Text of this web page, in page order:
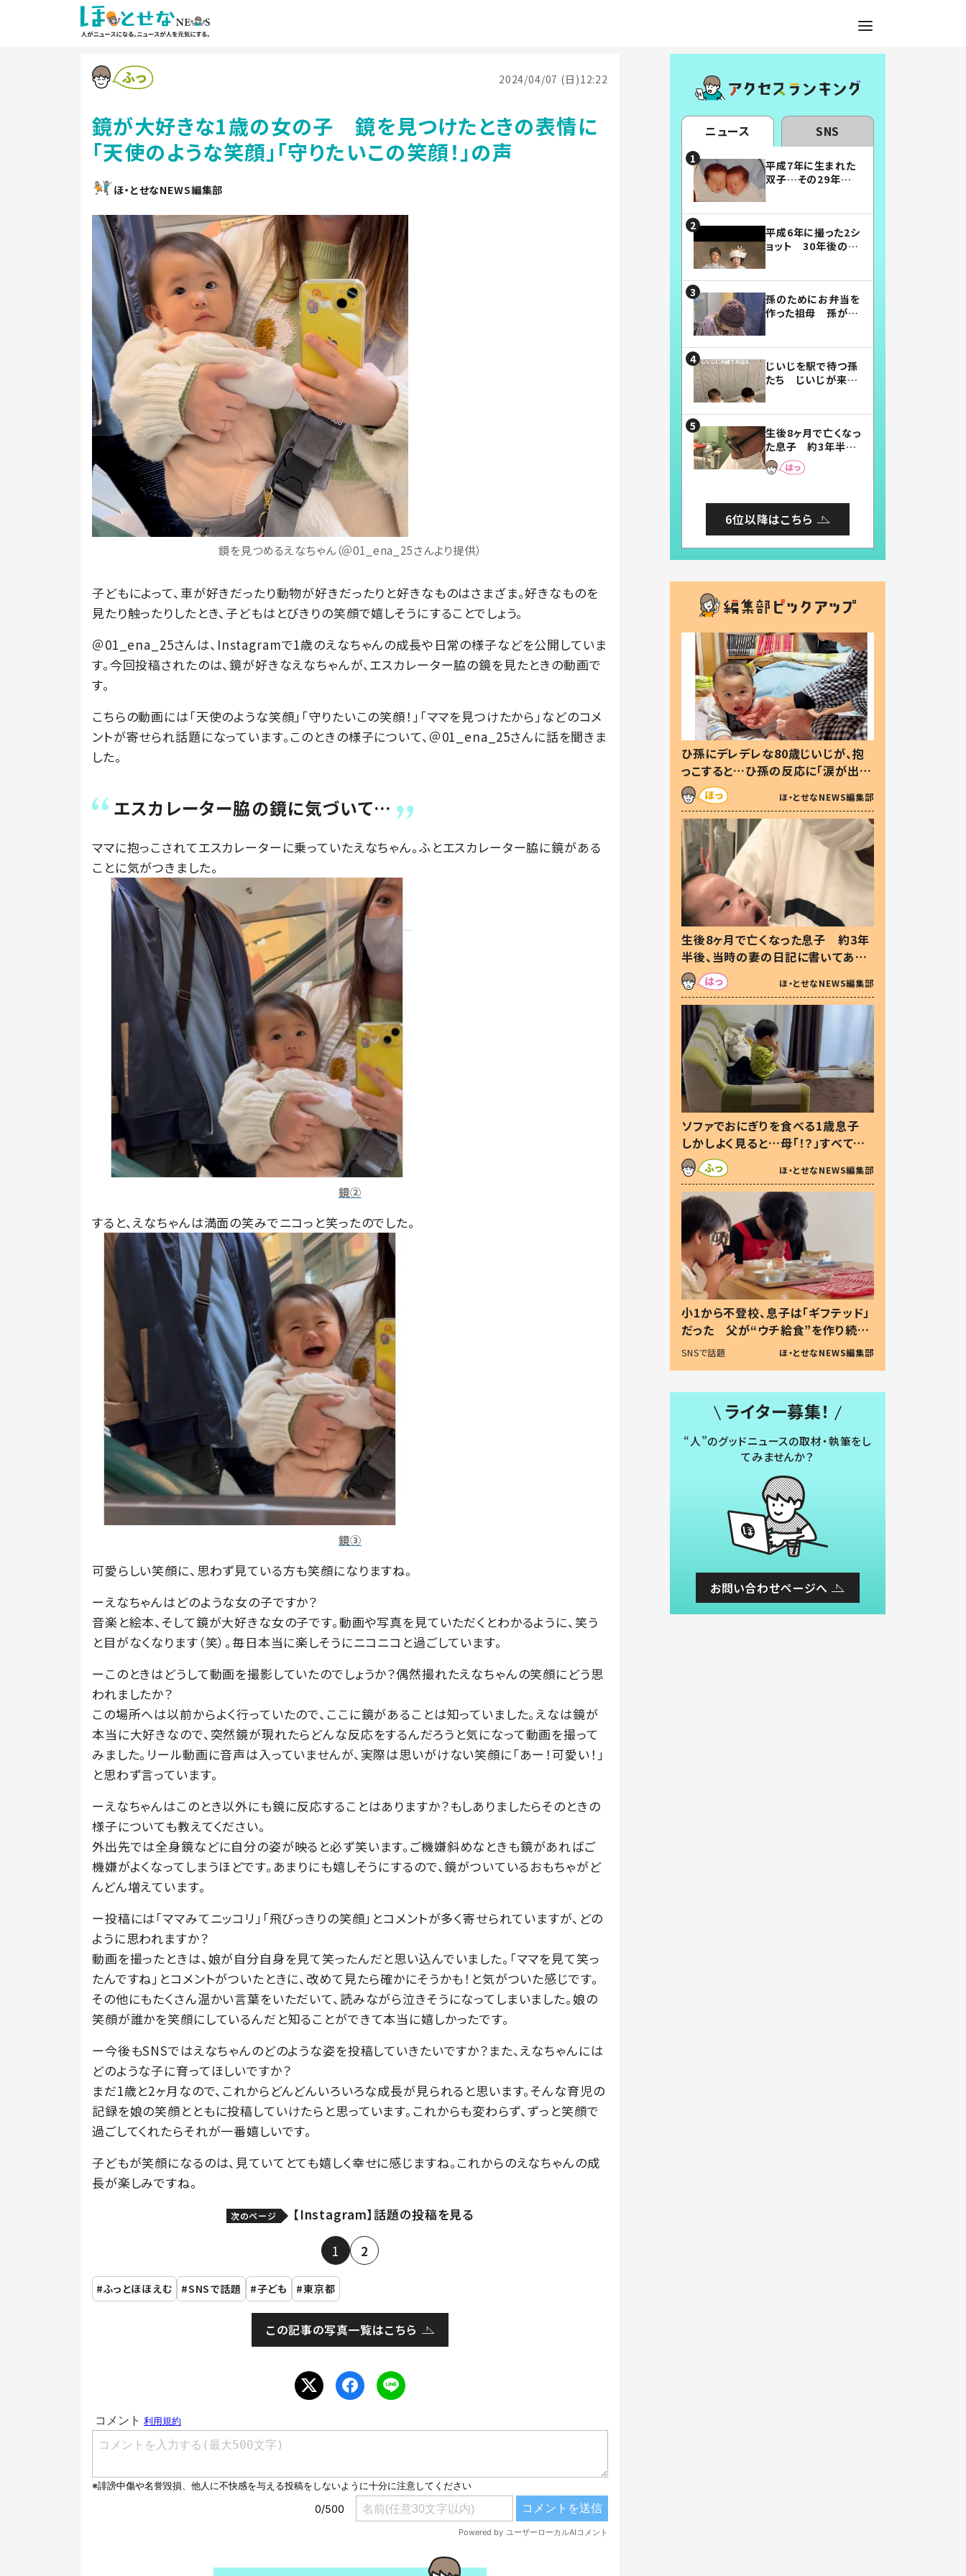
2024/04/07 (日)12:22
鏡が大好きな1歳の女の子 鏡を見つけたときの表情に
「天使のような笑顔」「守りたいこの笑顔！」の声
ほ・とせなNEWS編集部
鏡を見つめるえなちゃん（＠01_ena_25さんより提供）
子どもによって、車が好きだったり動物が好きだったりと好きなものはさまざま。好きなものを
見たり触ったりしたとき、子どもはとびきりの笑顔で嬉しそうにすることでしょう。
＠01_ena_25さんは、Instagramで1歳のえなちゃんの成長や日常の様子などを公開していま
す。今回投稿されたのは、鏡が好きなえなちゃんが、エスカレーター脇の鏡を見たときの動画で
す。
こちらの動画には「天使のような笑顔」「守りたいこの笑顔！」「ママを見つけたから」などのコメ
ントが寄せられ話題になっています。このときの様子について、＠01_ena_25さんに話を聞きま
した。
エスカレーター脇の鏡に気づいて…
ママに抱っこされてエスカレーターに乗っていたえなちゃん。ふとエスカレーター脇に鏡がある
ことに気がつきました。
鏡②
すると、えなちゃんは満面の笑みでニコっと笑ったのでした。
鏡③
可愛らしい笑顔に、思わず見ている方も笑顔になりますね。
ーえなちゃんはどのような女の子ですか？
音楽と絵本、そして鏡が大好きな女の子です。動画や写真を見ていただくとわかるように、笑う
と目がなくなります（笑）。毎日本当に楽しそうにニコニコと過ごしています。
ーこのときはどうして動画を撮影していたのでしょうか？偶然撮れたえなちゃんの笑顔にどう思
われましたか？
この場所へは以前からよく行っていたので、ここに鏡があることは知っていました。えなは鏡が
本当に大好きなので、突然鏡が現れたらどんな反応をするんだろうと気になって動画を撮って
みました。リール動画に音声は入っていませんが、実際は思いがけない笑顔に「あー！可愛い！」
と思わず言っています。
ーえなちゃんはこのとき以外にも鏡に反応することはありますか？もしありましたらそのときの
様子についても教えてください。
外出先では全身鏡などに自分の姿が映ると必ず笑います。ご機嫌斜めなときも鏡があればご
機嫌がよくなってしまうほどです。あまりにも嬉しそうにするので、鏡がついているおもちゃがど
んどん増えています。
ー投稿には「ママみてニッコリ」「飛びっきりの笑顔」とコメントが多く寄せられていますが、どの
ように思われますか？
動画を撮ったときは、娘が自分自身を見て笑ったんだと思い込んでいました。「ママを見て笑っ
たんですね」とコメントがついたときに、改めて見たら確かにそうかも！と気がついた感じです。
その他にもたくさん温かい言葉をいただいて、読みながら泣きそうになってしまいました。娘の
笑顔が誰かを笑顔にしているんだと知ることができて本当に嬉しかったです。
ー今後もSNSではえなちゃんのどのような姿を投稿していきたいですか？また、えなちゃんには
どのような子に育ってほしいですか？
まだ1歳と2ヶ月なので、これからどんどんいろいろな成長が見られると思います。そんな育児の
記録を娘の笑顔とともに投稿していけたらと思っています。これからも変わらず、ずっと笑顔で
過ごしてくれたらそれが一番嬉しいです。
子どもが笑顔になるのは、見ていてとても嬉しく幸せに感じますね。これからのえなちゃんの成
長が楽しみですね。
次のページ 【Instagram】話題の投稿を見る
1 2
ふっとほほえむ SNSで話題 子ども 東京都
この記事の写真一覧はこちら
ニュース SNS
平成7年に生まれた
双子…その29年後
平成6年に撮った2シ
ョット 30年後の姿
孫のためにお弁当を
作った祖母 孫が絶
じいじを駅で待つ孫
たち じいじが来た
まらない」「幸せにな
れる」
生後8ヶ月で亡くなっ
た息子 約3年半
後、当時の妻の日記
に書いてあった本音
6位以降はこちら
ひ孫にデレデレな80歳じいじが、抱
っこすると…ひ孫の反応に「涙が出ま
した」「可愛くて仕方ない」
ほ・とせなNEWS編集部
生後8ヶ月で亡くなった息子 約3年
半後、当時の妻の日記に書いてあっ
た本音とは
ほ・とせなNEWS編集部
ソファでおにぎりを食べる1歳息子
しかしよく見ると…母「！？」すべてを
察した母の投稿に「可愛いから許
す！」「現行犯〜」
ほ・とせなNEWS編集部
小1から不登校、息子は「ギフテッド」
だった 父が“ウチ給食”を作り続け
る理由とは #令和の親 #令和の子
SNSで話題 ほ・とせなNEWS編集部
ライター募集！
“人”のグッドニュースの取材・執筆をし
てみませんか？
お問い合わせページへ